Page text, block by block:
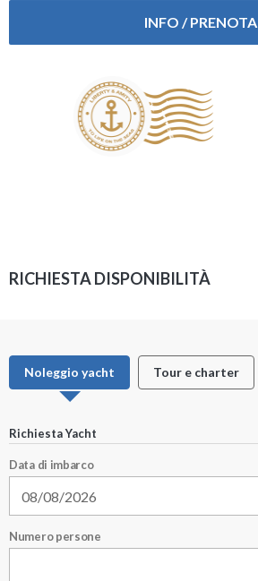
INFO / PRENOTA
RICHIESTA DISPONIBILITÀ
Noleggio yacht Tour e charter
Richiesta Yacht
Data di imbarco
Numero persone